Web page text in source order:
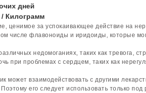
дней
/ Килограмм
ценимое за успокаивающее действие на
числе флавоноиды и иридоиды, которые
недомоганиях, таких как тревога,
при проблемах с сердцем, таких как
может взаимодействовать с другими
его следует использовать только